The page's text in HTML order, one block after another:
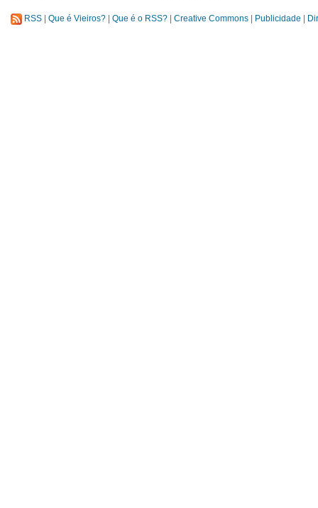
RSS Que é Vieiros? Que é o RSS? Creative Commons Publicidade